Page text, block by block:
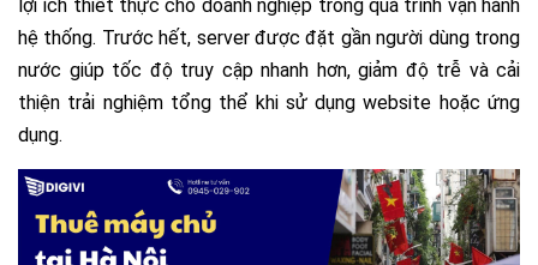
lợi ích thiết thực cho doanh nghiệp trong quá trình vận hành
hệ thống. Trước hết, server được đặt gần người dùng trong
nước giúp tốc độ truy cập nhanh hơn, giảm độ trễ và cải
thiện trải nghiệm tổng thể khi sử dụng website hoặc ứng
dụng.